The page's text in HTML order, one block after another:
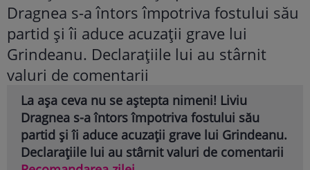
La așa ceva nu se aștepta nimeni! Liviu
Dragnea s-a întors împotriva fostului său
partid și îi aduce acuzații grave lui Grindeanu.
Declarațiile lui au stârnit valuri de comentarii